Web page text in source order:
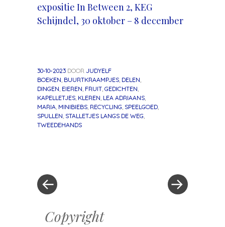
expositie In Between 2, KEG
Schijndel, 30 oktober – 8 december
30-10-2023 DOOR JUDYELF
BOEKEN BUURTKRAAMPJES DELEN
DINGEN EIEREN FRUIT GEDICHTEN
KAPELLETJES KLEREN LEA ADRIAANS
MARIA MINIBIEBS RECYCLING SPEELGOED
SPULLEN STALLETJES LANGS DE WEG
TWEEDEHANDS
Copyright